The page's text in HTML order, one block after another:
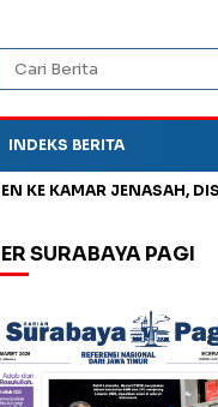
INDEKS BERITA
JENASAH, DISOROT
SURABAYA PAGI